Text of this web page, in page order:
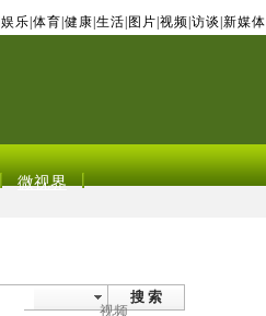
娱乐 体育 健康 生活 图片 视频 访谈 新媒体
微视界
搜 索
视频